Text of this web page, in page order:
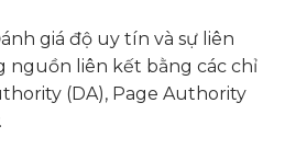
giá độ uy tín và sự liên
nguồn liên kết bằng các chỉ
(DA), Page Authority